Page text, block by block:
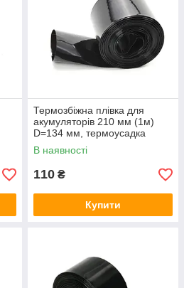
Термозбіжна плівка для
акумуляторів 210 мм (1м)
D=134 мм, термоусадка
В наявності
110 ₴
Купити